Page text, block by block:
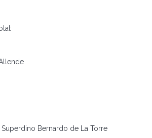
Bernardo de La Torre